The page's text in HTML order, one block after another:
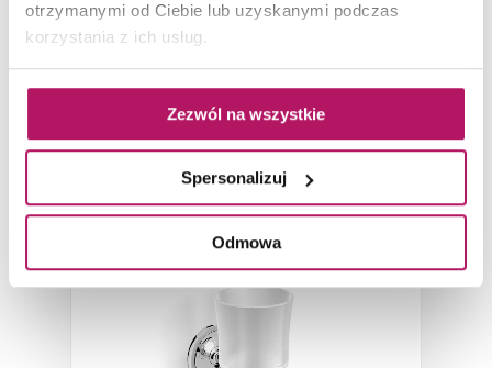
otrzymanymi od Ciebie lub uzyskanymi podczas
korzystania z ich usług.
Zezwól na wszystkie
Spersonalizuj
Odmowa
na zamówienie
AKCESORIA DO MYCIA ZĘBÓW